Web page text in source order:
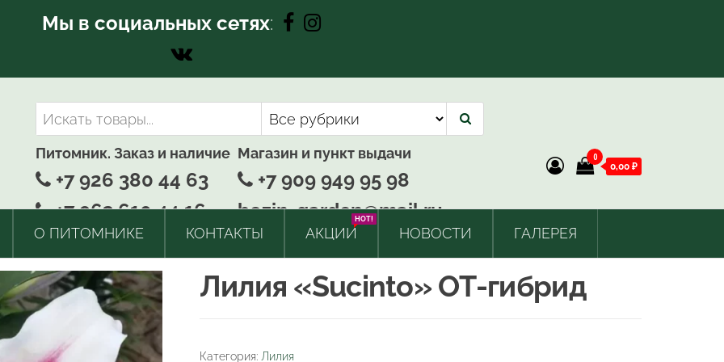
Мы в социальных сетях:
Питомник. Заказ и наличие
+7 926 380 44 63
+7 963 610 44 16
Магазин и пункт выдачи
+7 909 949 95 98
bozin-garden@mail.ru
0
0,00 ₽
О ПИТОМНИКЕ КОНТАКТЫ АКЦИИ
HOT!
НОВОСТИ ГАЛЕРЕЯ
Лилия «Sucinto» ОТ-гибрид
Категория: Лилия